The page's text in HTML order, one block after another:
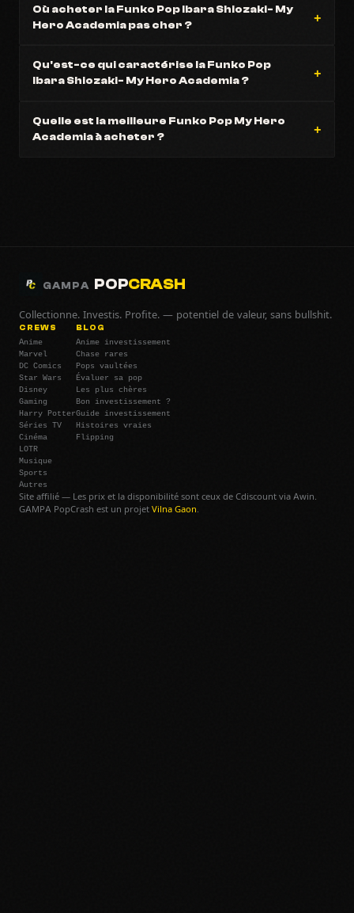
Où acheter la Funko Pop Ibara Shiozaki- My
Hero Academia pas cher ?
Qu'est-ce qui caractérise la Funko Pop
Ibara Shiozaki- My Hero Academia ?
Quelle est la meilleure Funko Pop My Hero
Academia à acheter ?
GAMPA POPCRASH
Collectionne. Investis. Profite. — potentiel de valeur, sans bullshit.
CREWS
Anime
Marvel
DC Comics
Star Wars
Disney
Gaming
Harry Potter
Séries TV
Cinéma
LOTR
Musique
Sports
Autres
BLOG
Anime investissement
Chase rares
Pops vaultées
Évaluer sa pop
Les plus chères
Bon investissement ?
Guide investissement
Histoires vraies
Flipping
Site affilié — Les prix et la disponibilité sont ceux de Cdiscount via Awin.
GAMPA PopCrash est un projet Vilna Gaon.